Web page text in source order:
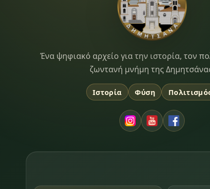
Dimitsana.gr
Ένα ψηφιακό αρχείο για την ιστορία, τον
ζωντανή μνήμη της
Ιστορία Φύση